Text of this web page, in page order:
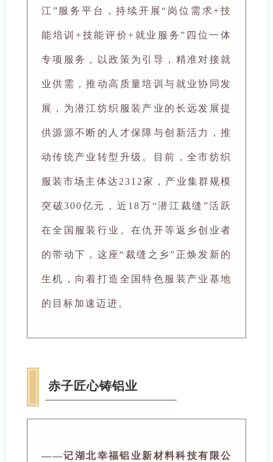
江”服务平台，持续开展“岗位需求+技
能培训+技能评价+就业服务”四位一体
专项服务，以政策为引导，精准对接就
业供需，推动高质量培训与就业协同发
展，为潜江纺织服装产业的长远发展提
供源源不断的人才保障与创新活力，推
动传统产业转型升级。目前，全市纺织
服装市场主体达2312家，产业集群规模
突破300亿元，近18万“潜江裁缝”活跃
在全国服装行业。在仇开等返乡创业者
的带动下，这座“裁缝之乡”正焕发新的
生机，向着打造全国特色服装产业基地
的目标加速迈进。
赤子匠心铸铝业
——记湖北幸福铝业新材料科技有限公